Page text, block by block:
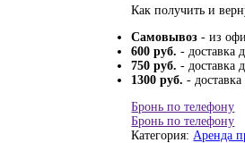
Как получить и
Самовывоз - из
600 руб. -
750 руб. - доставка
1300 руб. - доставка
Бронь по телефону
Бронь по телефону
Категория:Аренда